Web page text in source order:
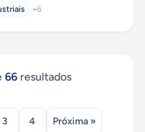
+6
66 resultados
3 4 Próxima »